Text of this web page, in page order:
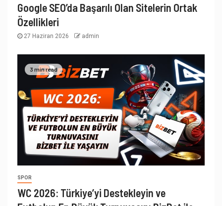
Google SEO’da Başarılı Olan Sitelerin Ortak
Özellikleri
27 Haziran 2026 admin
3 min read
SPOR
WC 2026: Türkiye’yi Destekleyin ve